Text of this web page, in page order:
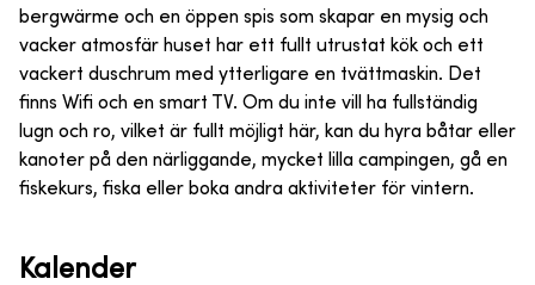
bergwärme och en öppen spis som skapar en mysig och
vacker atmosfär huset har ett fullt utrustat kök och ett
vackert duschrum med ytterligare en tvättmaskin. Det
finns Wifi och en smart TV. Om du inte vill ha fullständig
lugn och ro, vilket är fullt möjligt här, kan du hyra båtar eller
kanoter på den närliggande, mycket lilla campingen, gå en
fiskekurs, fiska eller boka andra aktiviteter för vintern.
Kalender